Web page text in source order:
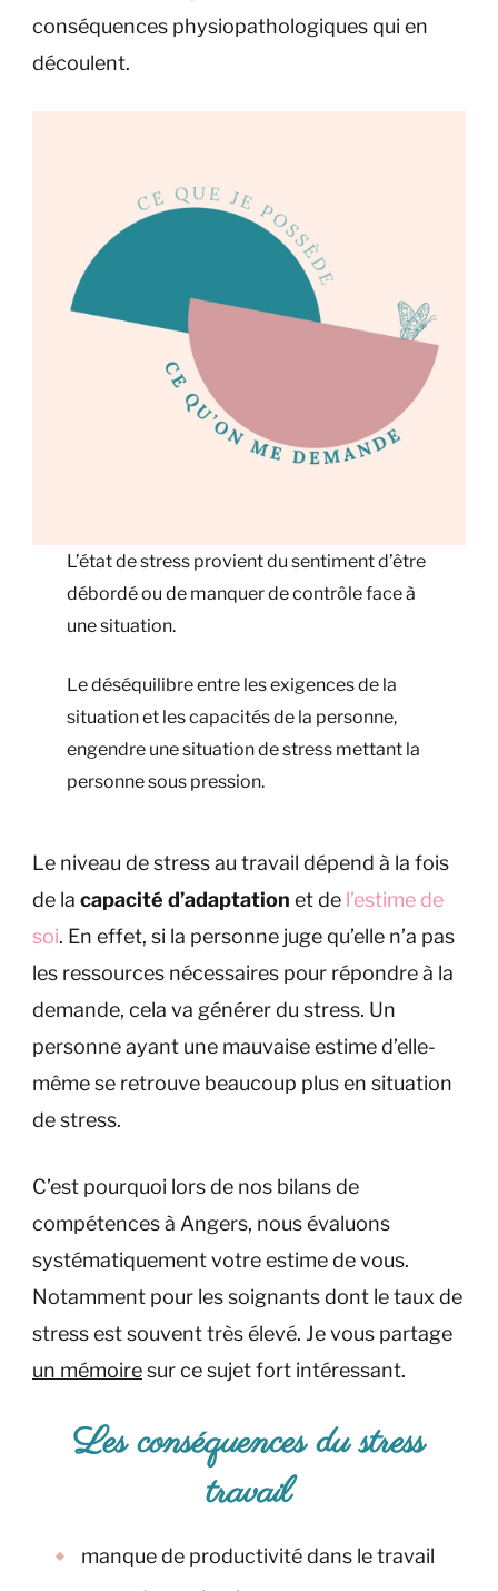
conséquences physiopathologiques qui en
découlent.
L’état de stress provient du sentiment d’être
débordé ou de manquer de contrôle face à
une situation.
Le déséquilibre entre les exigences de la
situation et les capacités de la personne,
engendre une situation de stress mettant la
personne sous pression.
Le niveau de stress au travail dépend à la fois
de la capacité d’adaptation et de l’estime de
soi. En effet, si la personne juge qu’elle n’a pas
les ressources nécessaires pour répondre à la
demande, cela va générer du stress. Un
personne ayant une mauvaise estime d’elle-
même se retrouve beaucoup plus en situation
de stress.
C’est pourquoi lors de nos bilans de
compétences à Angers, nous évaluons
systématiquement votre estime de vous.
Notamment pour les soignants dont le taux de
stress est souvent très élevé. Je vous partage
un mémoiresur ce sujet fort intéressant.
Les conséquences du stress
travail
manque de productivité dans le travail